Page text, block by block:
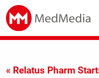
« Relatus Pharm